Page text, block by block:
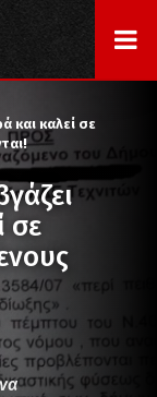
και καλεί σε
σε